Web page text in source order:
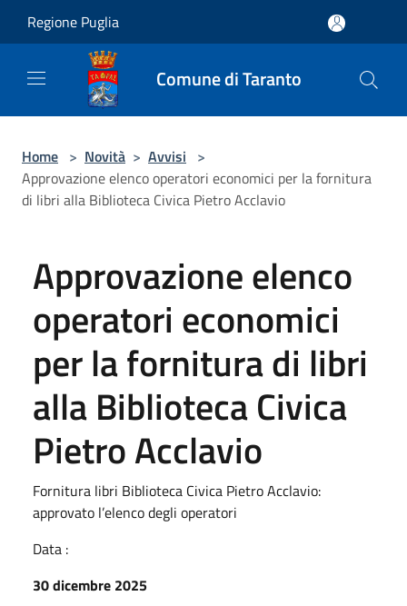
Regione Puglia
Comune di Taranto
Home > Novità > Avvisi >
Approvazione elenco operatori economici per la fornitura
di libri alla Biblioteca Civica Pietro Acclavio
Approvazione elenco
operatori economici
per la fornitura di libri
alla Biblioteca Civica
Pietro Acclavio
Fornitura libri Biblioteca Civica Pietro Acclavio:
approvato l’elenco degli operatori
Data :
30 dicembre 2025